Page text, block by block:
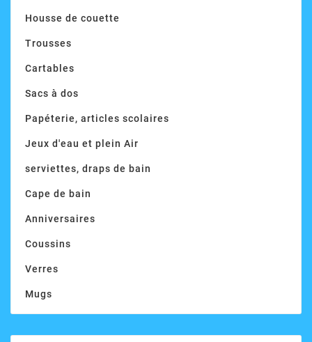
Housse de couette
Trousses
Cartables
Sacs à dos
Papéterie, articles scolaires
Jeux d'eau et plein Air
serviettes, draps de bain
Cape de bain
Anniversaires
Coussins
Verres
Mugs